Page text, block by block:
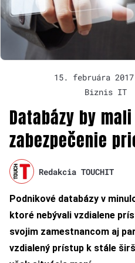
15. februára 2017
Biznis IT
Databázy by
zabezpečenie
Redakcia TOUCHIT
Podnikové databázy v
ktoré nebývali vzdialene
svojim zamestnancom aj
vzdialený prístup k stále